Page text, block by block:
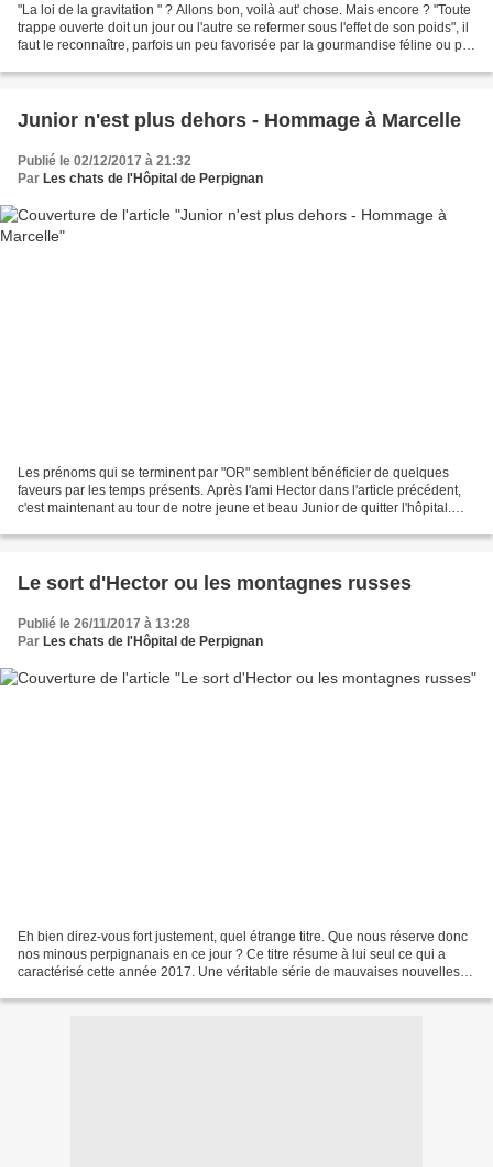
"La loi de la gravitation " ? Allons bon, voilà aut' chose. Mais encore ? "Toute
trappe ouverte doit un jour ou l'autre se refermer sous l'effet de son poids", il
faut le reconnaître, parfois un peu favorisée par la gourmandise féline ou par
Junior n'est plus dehors - Hommage à Marcelle
Publié le 02/12/2017 à 21:32
Par Les chats de l'Hôpital de Perpignan
Les prénoms qui se terminent par "OR" semblent bénéficier de quelques
faveurs par les temps présents. Après l'ami Hector dans l'article précédent,
c'est maintenant au tour de notre jeune et beau Junior de quitter l'hôpital.
Le sort d'Hector ou les montagnes russes
Publié le 26/11/2017 à 13:28
Par Les chats de l'Hôpital de Perpignan
Eh bien direz-vous fort justement, quel étrange titre. Que nous réserve donc
nos minous perpignanais en ce jour ? Ce titre résume à lui seul ce qui a
caractérisé cette année 2017. Une véritable série de mauvaises nouvelles